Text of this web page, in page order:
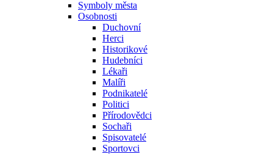
Symboly města
Osobnosti
Duchovní
Herci
Historikové
Hudebníci
Lékaři
Malíři
Podnikatelé
Politici
Přírodovědci
Sochaři
Spisovatelé
Sportovci